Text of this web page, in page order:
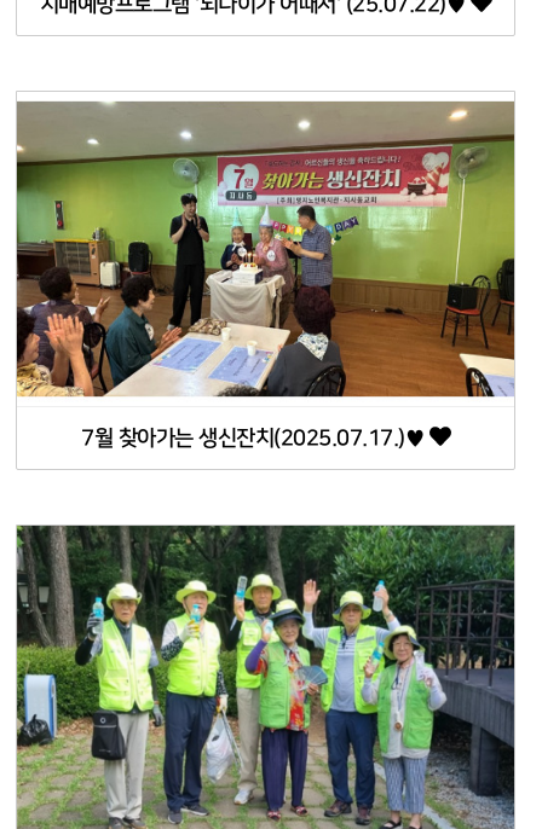
치매예방프로그램 '뇌나이가 어때서' (25.07.22)♥
7월 찾아가는 생신잔치(2025.07.17.)♥